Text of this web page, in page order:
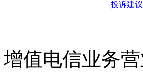
投诉建
增值电信业务